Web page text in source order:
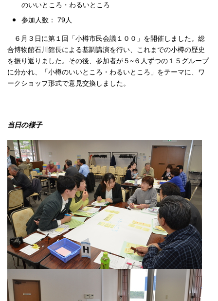
のいいところ・わるいところ
参加人数： 79人
６月３日に第１回「小樽市民会議１００」を開催しました。総
合博物館石川館長による基調講演を行い、これまでの小樽の歴史
を振り返りました。その後、参加者が５~６人ずつの１５グループ
に分かれ、「小樽のいいところ・わるいところ」をテーマに、ワ
ークショップ形式で意見交換しました。
当日の様子